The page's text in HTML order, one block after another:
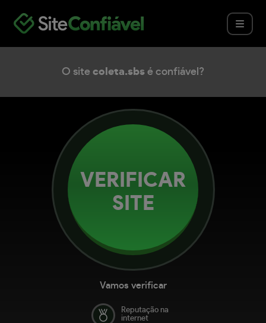
O site coleta.sbs é confiável?
VERIFICAR
SITE
Vamos verificar
Reputação na
internet